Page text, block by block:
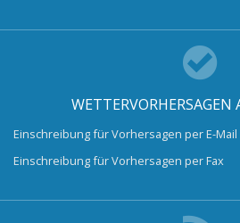
WETTERVORHERSAGEN
Einschreibung für Vorhersagen per E-Mail
Einschreibung für Vorhersagen per Fax